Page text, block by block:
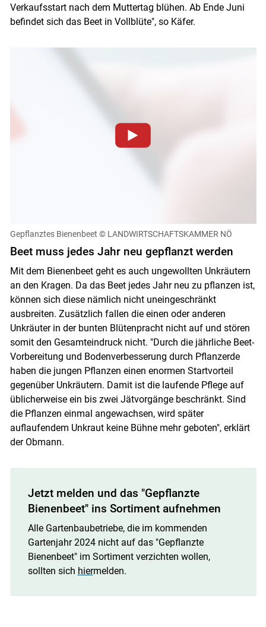
Verkaufsstart nach dem Muttertag blühen. Ab Ende Juni
befindet sich das Beet in Vollblüte", so Käfer.
einsehen und korrigieren
Akzeptieren
Cookies Einstellungen
Gepflanztes Bienenbeet © LANDWIRTSCHAFTSKAMMER NÖ
Beet muss jedes Jahr neu gepflanzt werden
Mit dem Bienenbeet geht es auch ungewollten Unkräutern
an den Kragen. Da das Beet jedes Jahr neu zu pflanzen ist,
können sich diese nämlich nicht uneingeschränkt
ausbreiten. Zusätzlich fallen die einen oder anderen
Unkräuter in der bunten Blütenpracht nicht auf und stören
somit den Gesamteindruck nicht. "Durch die jährliche Beet-
Vorbereitung und Bodenverbesserung durch Pflanzerde
haben die jungen Pflanzen einen enormen Startvorteil
gegenüber Unkräutern. Damit ist die laufende Pflege auf
üblicherweise ein bis zwei Jätvorgänge beschränkt. Sind
die Pflanzen einmal angewachsen, wird später
auflaufendem Unkraut keine Bühne mehr geboten", erklärt
der Obmann.
Jetzt melden und das "Gepflanzte
Bienenbeet" ins Sortiment aufnehmen
Alle Gartenbaubetriebe, die im kommenden
Gartenjahr 2024 nicht auf das "Gepflanzte
Bienenbeet" im Sortiment verzichten wollen,
sollten sich hiermelden.